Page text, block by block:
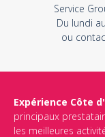
Service
Du lundi
ou
Expérience Côte
principaux
les meilleures